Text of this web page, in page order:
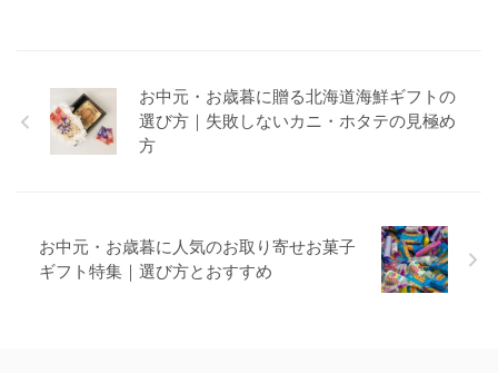
お中元・お歳暮に贈る北海道海鮮ギフトの
選び方｜失敗しないカニ・ホタテの見極め
方
お中元・お歳暮に人気のお取り寄せお菓子
ギフト特集｜選び方とおすすめ